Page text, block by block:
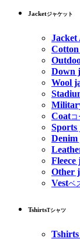
Jacketジャケット
Jacket
Down
Wool
Coatコ
Sports
Denim
Fleece
Other
Vestベ
TshirtsTシャツ